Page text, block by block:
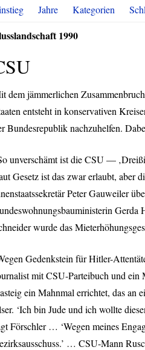
Jahre Kategorien
1990
dem jämmerlichen
entsteht in konservativen
Bundesrepublik nachzuhelfen.
unverschämt ist dieCSU—
Gesetz ist das zwar erlaubt, aber
Peter Gauweiler
Gerda
wurde das
Gedenkstein für Hitler-
mitCSU-Parteibuch und ein
ein Mahnmal errichtet, das an
‘Ich bin Jude und ich wollte
Förschler … ‘Wegen meines
… CSU-Mann